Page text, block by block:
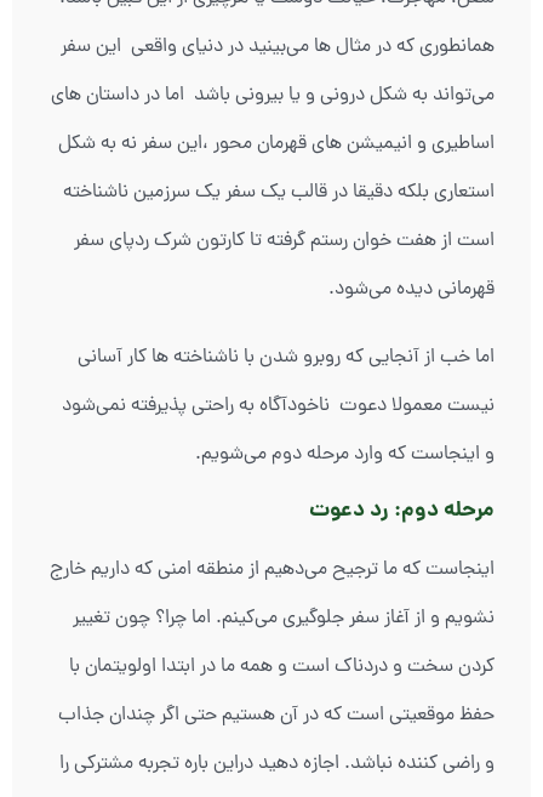
همانطوری که در مثال ها می‌بینید در دنیای واقعی این سفر
می‌تواند به شکل درونی و یا بیرونی باشد اما در داستان های
اساطیری و انیمیشن های قهرمان محور ،این سفر نه به شکل
استعاری بلکه دقیقا در قالب یک سفر یک سرزمین ناشناخته
است از هفت خوان رستم گرفته تا کارتون شرک ردپای سفر
قهرمانی دیده می‌شود.
اما خب از آنجایی که روبرو شدن با ناشناخته ها کار آسانی
نیست معمولا دعوت ناخودآگاه به راحتی پذیرفته نمی‌شود
و اینجاست که وارد مرحله دوم می‌شویم.
مرحله دوم: رد دعوت
اینجاست که ما ترجیح می‌دهیم از منطقه امنی که داریم خارج
نشویم و از آغاز سفر جلوگیری می‌کینم. اما چرا؟ چون تغییر
کردن سخت و دردناک است و همه ما در ابتدا اولویتمان با
حفظ موقعیتی است که در آن هستیم حتی اگر چندان جذاب
و راضی کننده نباشد. اجازه دهید دراین باره تجربه مشترکی را